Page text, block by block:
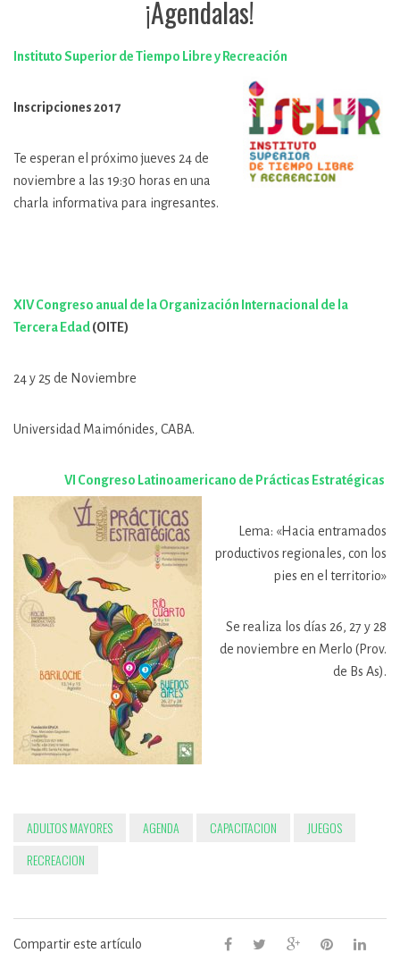
¡Agendalas!
Instituto Superior de Tiempo Libre y Recreación
Inscripciones 2017
Te esperan el próximo jueves 24 de
noviembre a las 19:30 horas en una
charla informativa para ingresantes.
XIV Congreso anual de la Organización Internacional de la
Tercera Edad(OITE)
24 y 25 de Noviembre
Universidad Maimónides, CABA.
VI Congreso Latinoamericano de Prácticas Estratégicas
Lema: «Hacia entramados
productivos regionales, con los
pies en el territorio»
Se realiza los días 26, 27 y 28
de noviembre en Merlo (Prov.
de Bs As).
ADULTOS MAYORES AGENDA CAPACITACION
JUEGOS
RECREACION
Compartir este artículo